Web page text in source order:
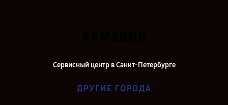
Сервисный центр в Санкт-Петербурге
ДРУГИЕ ГОРОДА